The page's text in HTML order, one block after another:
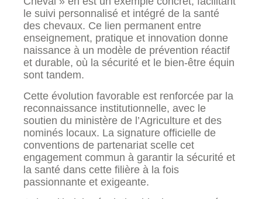
le suivi personnalisé et intégré de la santé
des chevaux. Ce lien permanent entre
enseignement, pratique et innovation donne
naissance à un modèle de prévention réactif
et durable, où la sécurité et le bien-être équin
sont tandem.
Cette évolution favorable est renforcée par la
reconnaissance institutionnelle, avec le
soutien du ministère de l’Agriculture et des
nominés locaux. La signature officielle de
conventions de partenariat scelle cet
engagement commun à garantir la sécurité et
la santé dans cette filière à la fois
passionnante et exigeante.